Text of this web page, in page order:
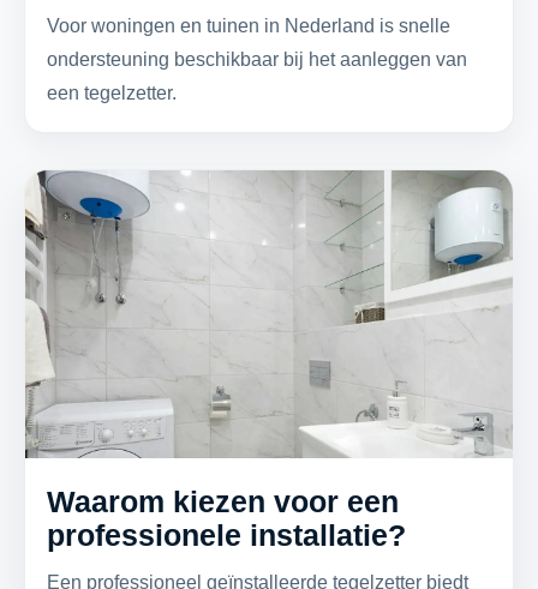
Voor woningen en tuinen in Nederland is snelle
ondersteuning beschikbaar bij het aanleggen van
een tegelzetter.
Waarom kiezen voor een
professionele installatie?
Een professioneel geïnstalleerde tegelzetter biedt